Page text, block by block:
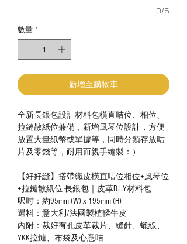
0/5
數量 *
新增至購物車
全新長銀包設計材料包橫直咭位、相位、
拉鏈散紙位兼備，新增風琴位設計，方便
放置大量紙幣或單據等，同時分類存放咭
片及零錢等，耐用而親手縫製：）
【好好縫】搭帶織皮橫直咭位相位+風琴位
+拉鏈散紙位 長銀包｜皮革D.I.Y材料包
呎吋：約95mm (W) x 195mm (H)
選料：意大利/法國製植鞣牛皮
內附：裁好有孔皮革裁片、縫針、蠟線、
YKK拉鏈、布袋及心意咭